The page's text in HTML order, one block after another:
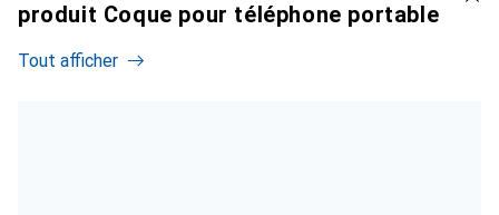
produit Coque pour téléphone portable
Tout afficher